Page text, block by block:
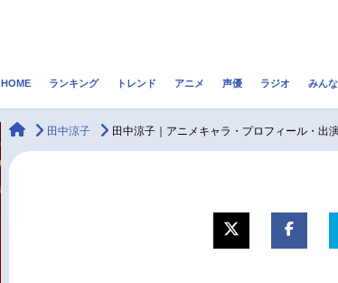
HOME ランキング トレンド アニメ 声優 ラジオ みん
animateTimes
田中涼子 田中涼子｜アニメキャラ・プロフィール・出